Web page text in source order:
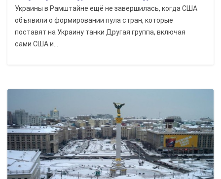
Украины в Рамштайне ещё не завершилась, когда США
объявили о формировании пула стран, которые
поставят на Украину танки Другая группа, включая
сами США и...